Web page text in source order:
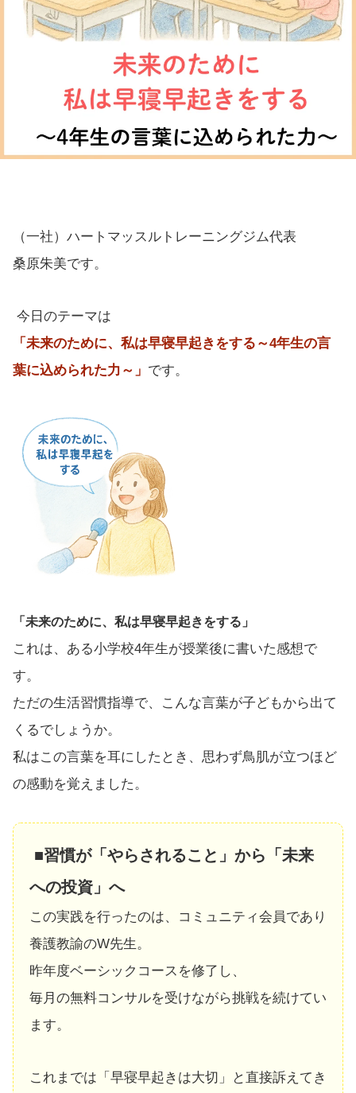
（一社）ハートマッスルトレーニングジム代表
桑原朱美です。
今日のテーマは
「未来のために、私は早寝早起きをする～4年生の言
葉に込められた力～」 です。
「未来のために、私は早寝早起きをする」
これは、ある小学校4年生が授業後に書いた感想で
す。
ただの生活習慣指導で、こんな言葉が子どもから出て
くるでしょうか。
私はこの言葉を耳にしたとき、思わず鳥肌が立つほど
の感動を覚えました。
■習慣が「やらされること」から「未来
への投資」へ
この実践を行ったのは、コミュニティ会員であり
養護教諭のW先生。
昨年度ベーシックコースを修了し、
毎月の無料コンサルを受けながら挑戦を続けてい
ます。
これまでは「早寝早起きは大切」と直接訴えてき